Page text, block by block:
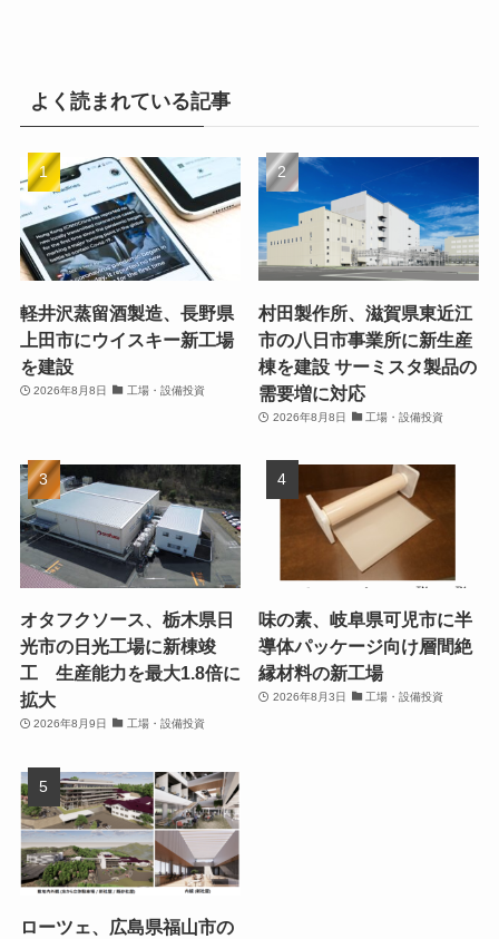
よく読まれている記事
軽井沢蒸留酒製造、長野県
上田市にウイスキー新工場
を建設
2026年8月8日 工場・設備投資
村田製作所、滋賀県東近江
市の八日市事業所に新生産
棟を建設 サーミスタ製品の
需要増に対応
2026年8月8日 工場・設備投資
オタフクソース、栃木県日
光市の日光工場に新棟竣
工 生産能力を最大1.8倍に
拡大
2026年8月9日 工場・設備投資
味の素、岐阜県可児市に半
導体パッケージ向け層間絶
縁材料の新工場
2026年8月3日 工場・設備投資
ローツェ、広島県福山市の